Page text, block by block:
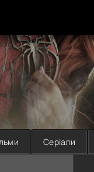
Серіали